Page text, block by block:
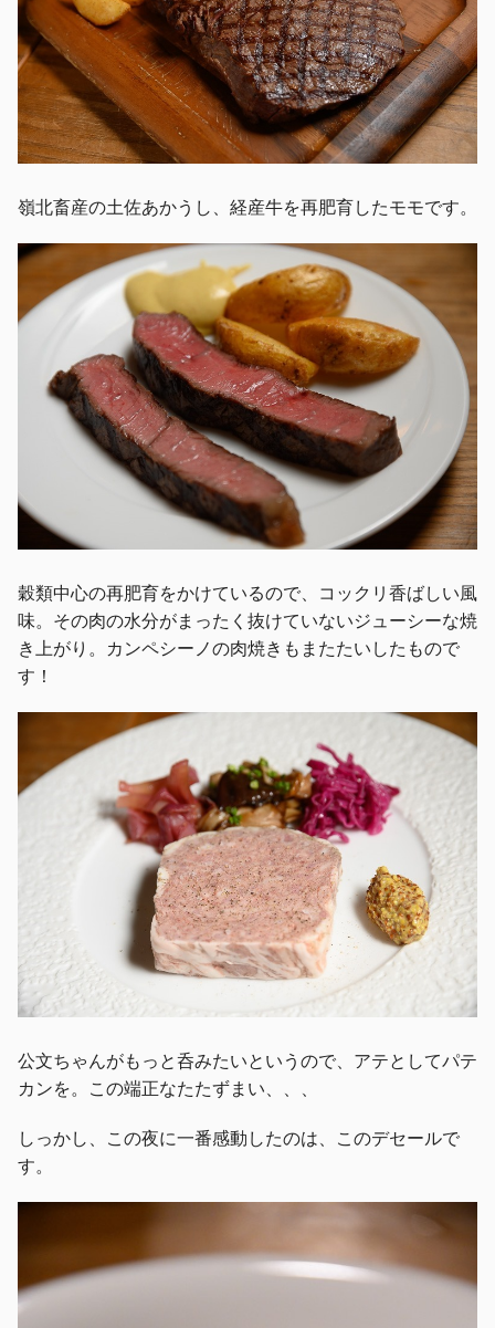
嶺北畜産の土佐あかうし、経産牛を再肥育したモモです。
穀類中心の再肥育をかけているので、コックリ香ばしい風
味。その肉の水分がまったく抜けていないジューシーな焼
き上がり。カンペシーノの肉焼きもまたたいしたもので
す！
公文ちゃんがもっと呑みたいというので、アテとしてパテ
カンを。この端正なたたずまい、、、
しっかし、この夜に一番感動したのは、このデセールで
す。